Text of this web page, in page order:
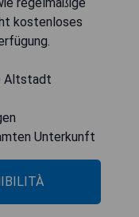
kostenloses
Altstadt
Unterkunft